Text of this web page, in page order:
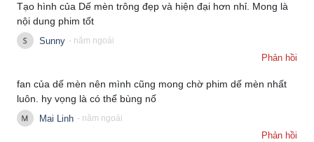
Doanh nhân
Vì cộng đồng
Trải nghiệm
Tạo hình của Dế mèn trông đẹp và hiện đại hơn nhỉ. Mong là
nội dung phim tốt
Sunny - năm ngoái
Phản hồi
fan của dế mèn nên mình cũng mong chờ phim dế mèn nhất
luôn. hy vọng là có thể bùng nổ
Mai Linh - năm ngoái
Phản hồi